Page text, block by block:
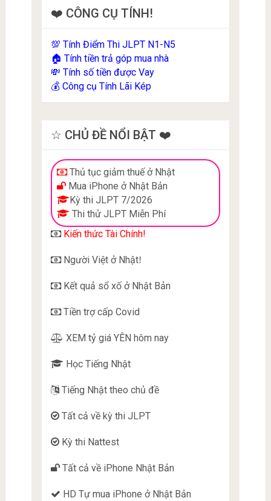
❤️ CÔNG CỤ TÍNH!
💯 Tính Điểm Thi JLPT N1-N5
🏠 Tính tiền trả góp mua nhà
💸 Tính số tiền được Vay
💰 Công cụ Tính Lãi Kép
☆ CHỦ ĐỀ NỔI BẬT ❤️
Thủ tục giảm thuế ở Nhật
Mua iPhone ở Nhật Bản
Kỳ thi JLPT 7/2026
Thi thử JLPT Miễn Phí
Kiến thức Tài Chính!
Người Việt ở Nhật!
Kết quả sổ xố ở Nhật Bản
Tiền trợ cấp Covid
XEM tỷ giá YÊN hôm nay
Học Tiếng Nhật
Tiếng Nhật theo chủ đề
Tất cả về kỳ thi JLPT
Kỳ thi Nattest
Tất cả về iPhone Nhật Bản
HD Tự mua iPhone ở Nhật Bản